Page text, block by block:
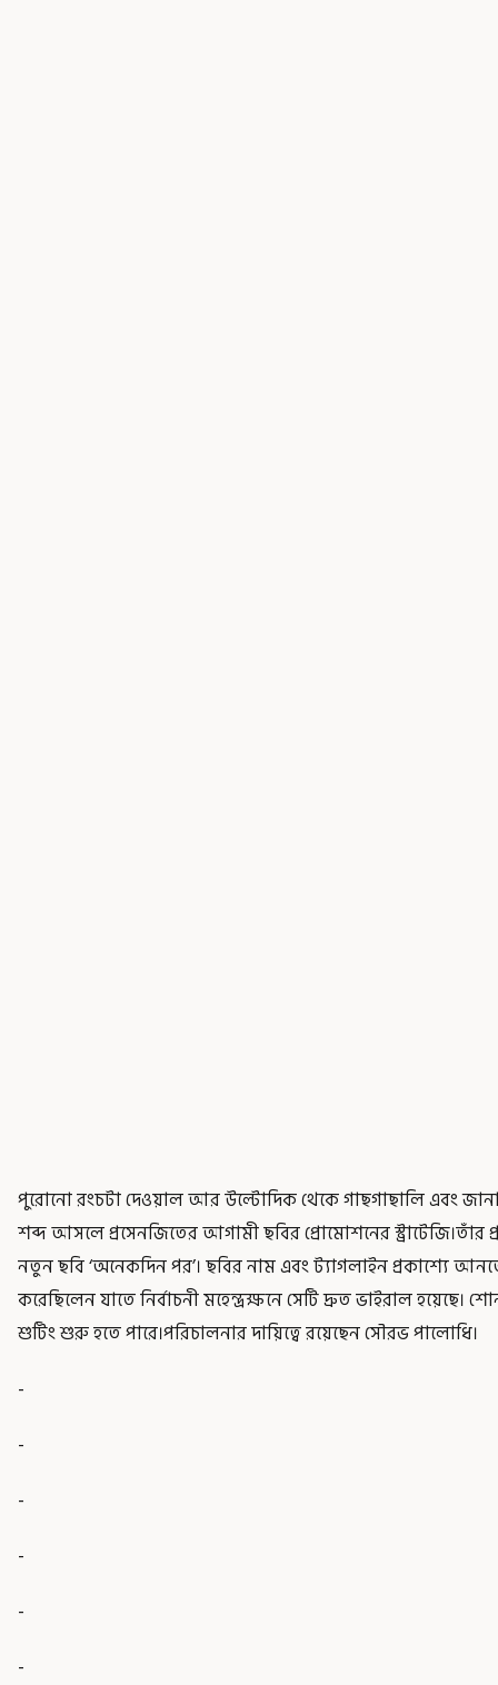
পুরোনো রংচটা দেওয়াল আর উল্টোদিক থেকে গাছগাছালি এবং
শব্দ আসলে প্রসেনজিতের আগামী ছবির প্রোমোশনের স্ট্রাটেজি।তাঁর
নতুন ছবি ‘অনেকদিন পর’। ছবির নাম এবং ট্যাগলাইন প্রকাশ্যে
করেছিলেন যাতে নির্বাচনী মহেন্দ্রক্ষনে সেটি দ্রুত ভাইরাল হয়েছে।
শুটিং শুরু হতে পারে।পরিচালনার দায়িত্বে রয়েছেন সৌরভ পালোধি।
-
-
-
-
-
-